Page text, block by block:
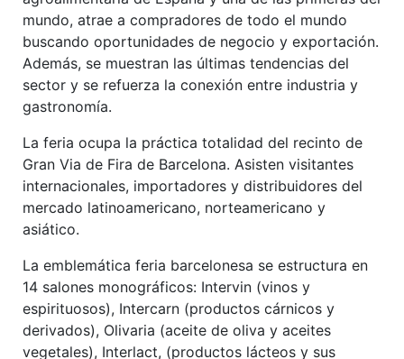
mundo, atrae a compradores de todo el mundo
buscando oportunidades de negocio y exportación.
Además, se muestran las últimas tendencias del
sector y se refuerza la conexión entre industria y
gastronomía.
La feria ocupa la práctica totalidad del recinto de
Gran Via de Fira de Barcelona. Asisten visitantes
internacionales, importadores y distribuidores del
mercado latinoamericano, norteamericano y
asiático.
La emblemática feria barcelonesa se estructura en
14 salones monográficos: Intervin (vinos y
espirituosos), Intercarn (productos cárnicos y
derivados), Olivaria (aceite de oliva y aceites
vegetales), Interlact, (productos lácteos y sus